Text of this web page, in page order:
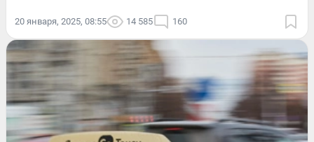
20 января, 2025, 08:55 14 585 160